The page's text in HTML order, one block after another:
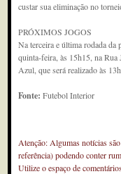
custar sua eliminação no
PRÓXIMOS JOGOS
Na terceira e última rodada da
quinta-feira, às 15h15, na
Azul, que será realizado às
Fonte:Futebol Interior
Atenção: Algumas notícias
referência) podendo conter
Utilize o espaço de